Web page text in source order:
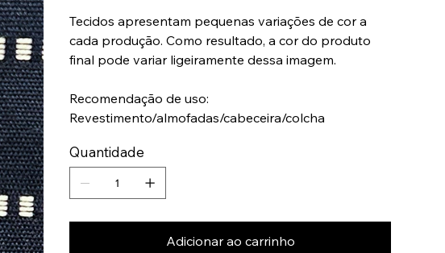
Tecidos apresentam pequenas variações de cor a
cada produção. Como resultado, a cor do produto
final pode variar ligeiramente dessa imagem.
Recomendação de uso:
Revestimento/almofadas/cabeceira/colcha
Quantidade
Adicionar ao carrinho